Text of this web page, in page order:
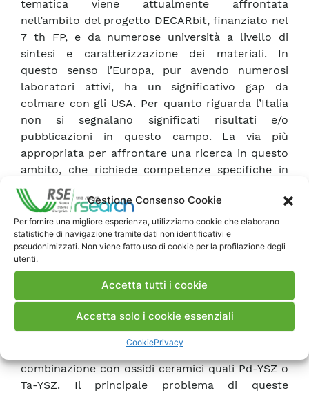
Gestione Consenso Cookie
Per fornire una migliore esperienza, utilizziamo cookie che elaborano
statistiche di navigazione tramite dati non identificativi e
pseudonimizzati. Non viene fatto uso di cookie per la profilazione degli
utenti.
Accetta tutti i cookie
Accetta solo i cookie essenziali
CookiePrivacy
tematica viene attualmente affrontata
nell’ambito del progetto DECARbit, finanziato nel
7 th FP, e da numerose università a livello di
sintesi e caratterizzazione dei materiali. In
questo senso l’Europa, pur avendo numerosi
laboratori attivi, ha un significativo gap da
colmare con gli USA. Per quanto riguarda l’Italia
non si segnalano significati risultati e/o
pubblicazioni in questo campo. La via più
appropriata per affrontare una ricerca in questo
ambito, che richiede competenze specifiche in
diversi discipline, appare pertanto la costituzione
di un consorzio a livello europeo che possa
integrarsi con le attività portate avanti in ambito
RdS. Nelle membrane iono-conduttrici per la
separazione dell’idrogeno (conduttori misti
protonici-elettronici) la strategia di sviluppo dei
materiali si focalizza sull’aumento della
conducibilità elettronica per mezzo del
drogaggio selettivo delle perovskiti (es. SrCe 0.95
Eu 0.05 O 3 ) o nello sviluppo di membrane
combinazione con ossidi ceramici quali Pd-YSZ o
Ta-YSZ. Il principale problema di queste